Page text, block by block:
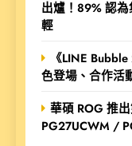
出爐！89% 認
輕
《LINE
色登場、合作活
華碩 ROG 推
PG27UCWM /